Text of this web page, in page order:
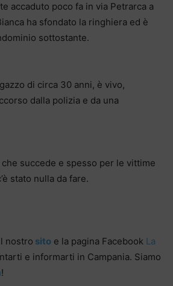
accaduto poco fa in via Petrarca a
ha sfondato la ringhiera ed è
sottostante.
di circa 30 anni, è vivo,
dalla polizia e da una
succede e spesso per le vittime
stato nulla da fare.
nostro sito e la pagina Facebook La
e informarti in Campania. Siamo
!